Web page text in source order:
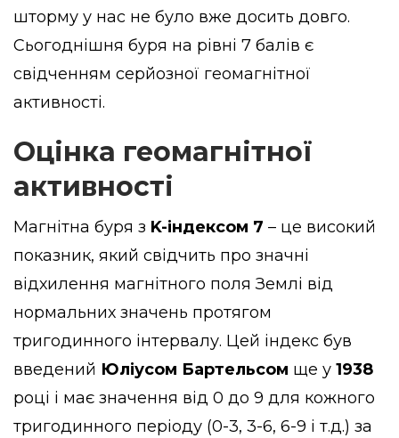
шторму у нас не було вже досить довго.
Сьогоднішня буря на рівні 7 балів є
свідченням серйозної геомагнітної
активності.
Оцінка геомагнітної
активності
Магнітна буря з K-індексом 7 – це високий
показник, який свідчить про значні
відхилення магнітного поля Землі від
нормальних значень протягом
тригодинного інтервалу. Цей індекс був
введений Юліусом Бартельсом ще у 1938
році і має значення від 0 до 9 для кожного
тригодинного періоду (0-3, 3-6, 6-9 і т.д.) за